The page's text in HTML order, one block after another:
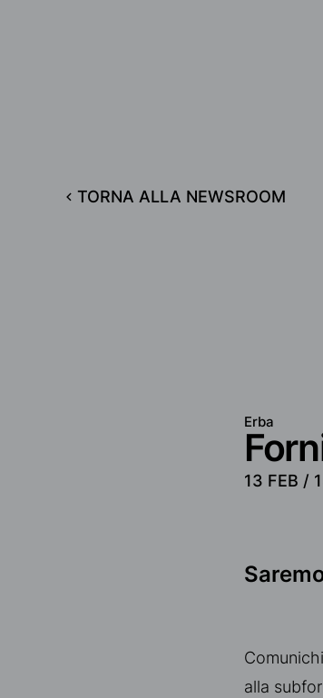
TORNA ALLA NEWSROOM
Erba
13 FEB /
alla